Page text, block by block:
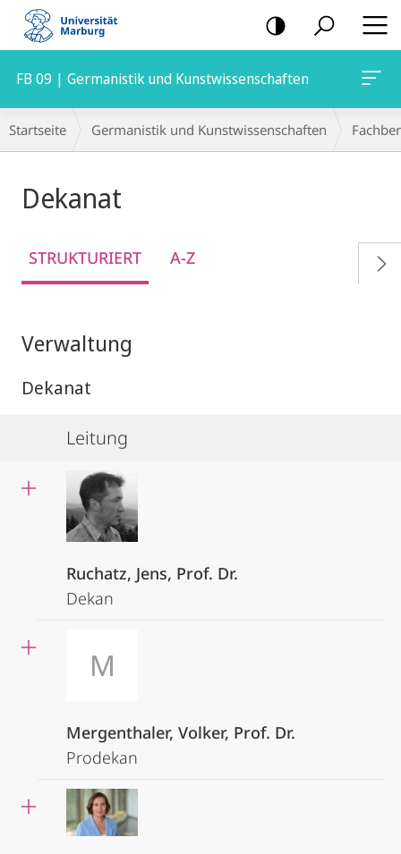
Mobile-
Navigation
FB 09 | Germanistik und Kunstwissenschaften
Breadcrumb-
Navigation
Startseite Germanistik und Kunstwissenschaften
Dekanat
STRUKTURIERT A-Z
Verwaltung
Dekanat
Leitung
Ruchatz, Jens, Prof. Dr.
Dekan
M
Mergenthaler, Volker, Prof. Dr.
Prodekan